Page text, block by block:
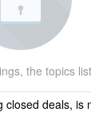
the topics
deals, is